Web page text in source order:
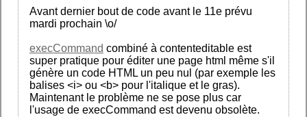
Avant dernier bout de code avant le 11e prévu
mardi prochain \o/
execCommand combiné à contenteditable est
super pratique pour éditer une page html même s'il
génère un code HTML un peu nul (par exemple les
balises <i> ou <b> pour l'italique et le gras).
Maintenant le problème ne se pose plus car
l'usage de execCommand est devenu obsolète.